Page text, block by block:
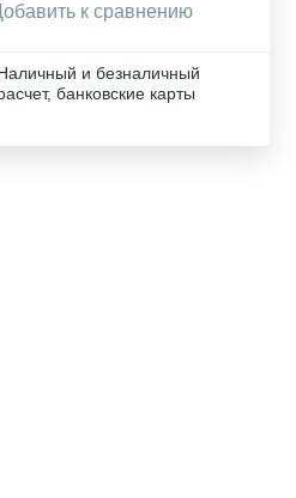
к сравнению
и безналичный
банковские карты